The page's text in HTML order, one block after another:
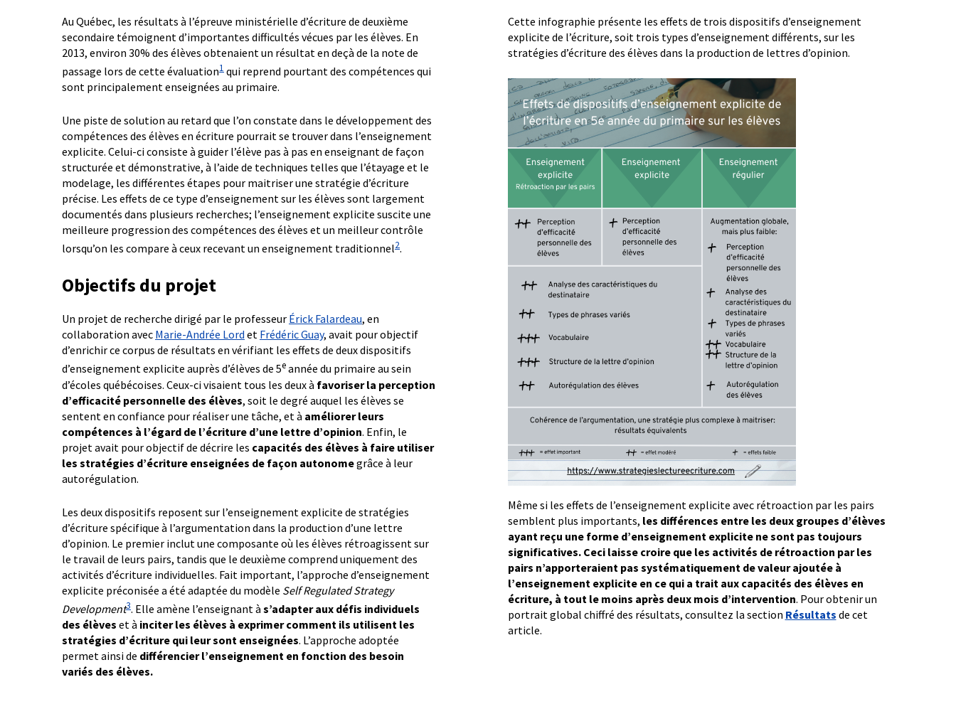
Au Québec, les résultats à l’épreuve ministérielle d’écriture de deuxième
secondaire témoignent d’importantes difficultés vécues par les élèves. En
2013, environ 30% des élèves obtenaient un résultat en deçà de la note de
passage lors de cette évaluation1 qui reprend pourtant des compétences qui
sont principalement enseignées au primaire.
Une piste de solution au retard que l’on constate dans le développement des
compétences des élèves en écriture pourrait se trouver dans l’enseignement
explicite. Celui-ci consiste à guider l’élève pas à pas en enseignant de façon
structurée et démonstrative, à l’aide de techniques telles que l’étayage et le
modelage, les différentes étapes pour maitriser une stratégie d’écriture
précise. Les effets de ce type d’enseignement sur les élèves sont largement
documentés dans plusieurs recherches; l’enseignement explicite suscite une
meilleure progression des compétences des élèves et un meilleur contrôle
lorsqu’on les compare à ceux recevant un enseignement traditionnel2.
Objectifs du projet
Un projet de recherche dirigé par le professeur Érick Falardeau, en
collaboration avec Marie-Andrée Lord et Frédéric Guay, avait pour objectif
d’enrichir ce corpus de résultats en vérifiant les effets de deux dispositifs
d’enseignement explicite auprès d’élèves de 5eannée du primaire au sein
d’écoles québécoises. Ceux-ci visaient tous les deux à favoriser la perception
d’efficacité personnelle des élèves, soit le degré auquel les élèves se
sentent en confiance pour réaliser une tâche, et à améliorer leurs
compétences à l’égard de l’écriture d’une lettre d’opinion. Enfin, le
projet avait pour objectif de décrire les capacités des élèves à faire utiliser
les stratégies d’écriture enseignées de façon autonomegrâce à leur
autorégulation.
Les deux dispositifs reposent sur l’enseignement explicite de stratégies
d’écriture spécifique à l’argumentation dans la production d’une lettre
d’opinion. Le premier inclut une composante où les élèves rétroagissent sur
le travail de leurs pairs, tandis que le deuxième comprend uniquement des
activités d’écriture individuelles. Fait important, l’approche d’enseignement
explicite préconisée a été adaptée du modèle Self Regulated Strategy
Development3. Elle amène l’enseignant à s’adapter aux défis individuels
des élèves et à inciter les élèves à exprimer comment ils utilisent les
stratégies d’écriture qui leur sont enseignées. L’approche adoptée
permet ainsi de différencier l’enseignement en fonction des besoin
variés des élèves.
Cette infographie présente les effets de trois dispositifs d’enseignement
explicite de l’écriture, soit trois types d’enseignement différents, sur les
stratégies d’écriture des élèves dans la production de lettres d’opinion.
Même si les effets de l’enseignement explicite avec rétroaction par les pairs
semblent plus importants, les différences entre les deux groupes d’élèves
ayant reçu une forme d’enseignement explicite ne sont pas toujours
significatives. Ceci laisse croire que les activités de rétroaction par les
pairs n’apporteraient pas systématiquement de valeur ajoutée à
l’enseignement explicite en ce qui a trait aux capacités des élèves en
écriture, à tout le moins après deux mois d’intervention. Pour obtenir un
portrait global chiffré des résultats, consultez la section Résultats de cet
article.